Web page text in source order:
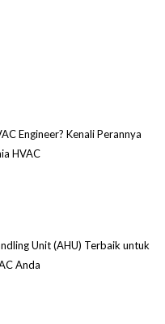
Engineer? Kenali Perannya
HVAC
Unit (AHU) Terbaik untuk
Anda